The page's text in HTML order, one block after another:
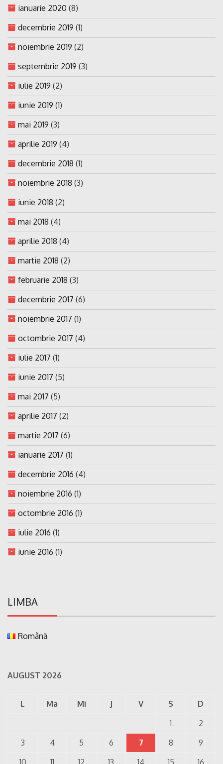
ianuarie 2020 (8)
decembrie 2019 (1)
noiembrie 2019 (2)
septembrie 2019 (3)
iulie 2019 (2)
iunie 2019 (1)
mai 2019 (3)
aprilie 2019 (4)
decembrie 2018 (1)
noiembrie 2018 (3)
iunie 2018 (2)
mai 2018 (4)
aprilie 2018 (4)
martie 2018 (2)
februarie 2018 (3)
decembrie 2017 (6)
noiembrie 2017 (1)
octombrie 2017 (4)
iulie 2017 (1)
iunie 2017 (5)
mai 2017 (5)
aprilie 2017 (2)
martie 2017 (6)
ianuarie 2017 (1)
decembrie 2016 (4)
noiembrie 2016 (1)
octombrie 2016 (1)
iulie 2016 (1)
iunie 2016 (1)
LIMBA
Română
AUGUST 2026
L Ma Mi J V S
D
1
2
3
4 5 6 7 8
9